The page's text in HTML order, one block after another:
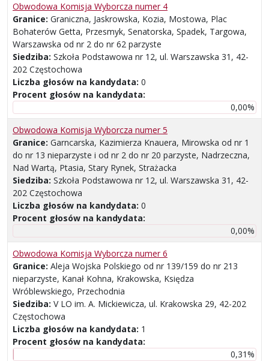
Obwodowa Komisja Wyborcza numer 4
Granice: Graniczna, Jaskrowska, Kozia, Mostowa, Plac
Bohaterów Getta, Przesmyk, Senatorska, Spadek, Targowa,
Warszawska od nr 2 do nr 62 parzyste
Siedziba: Szkoła Podstawowa nr 12, ul. Warszawska 31, 42-
202 Częstochowa
Liczba głosów na kandydata: 0
Procent głosów na kandydata:
0,00%
Obwodowa Komisja Wyborcza numer 5
Granice: Garncarska, Kazimierza Knauera, Mirowska od nr 1
do nr 13 nieparzyste i od nr 2 do nr 20 parzyste, Nadrzeczna,
Nad Wartą, Ptasia, Stary Rynek, Strażacka
Siedziba: Szkoła Podstawowa nr 12, ul. Warszawska 31, 42-
202 Częstochowa
Liczba głosów na kandydata: 0
Procent głosów na kandydata:
0,00%
Obwodowa Komisja Wyborcza numer 6
Granice: Aleja Wojska Polskiego od nr 139/159 do nr 213
nieparzyste, Kanał Kohna, Krakowska, Księdza
Wróblewskiego, Przechodnia
Siedziba: V LO im. A. Mickiewicza, ul. Krakowska 29, 42-202
Częstochowa
Liczba głosów na kandydata: 1
Procent głosów na kandydata:
0,31%